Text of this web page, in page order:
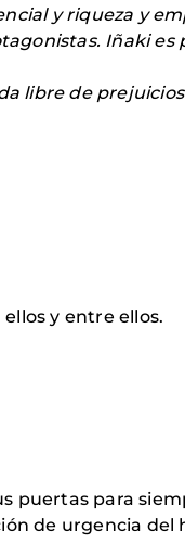
y riqueza y
Iñaki es
libre de
y entre ellos.
puertas para
de urgencia del